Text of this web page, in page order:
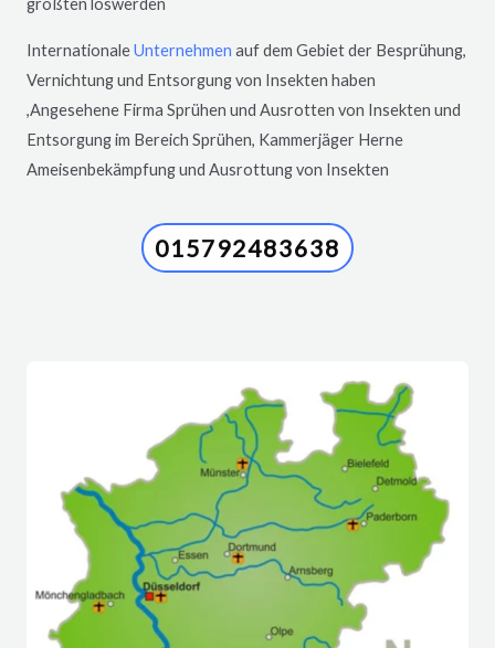
größten loswerden
InternationaleUnternehmen auf dem Gebiet der Besprühung,
Vernichtung und Entsorgung von Insekten haben
,Angesehene Firma Sprühen und Ausrotten von Insekten und
Entsorgung im Bereich Sprühen, Kammerjäger Herne
Ameisenbekämpfung und Ausrottung von Insekten
015792483638